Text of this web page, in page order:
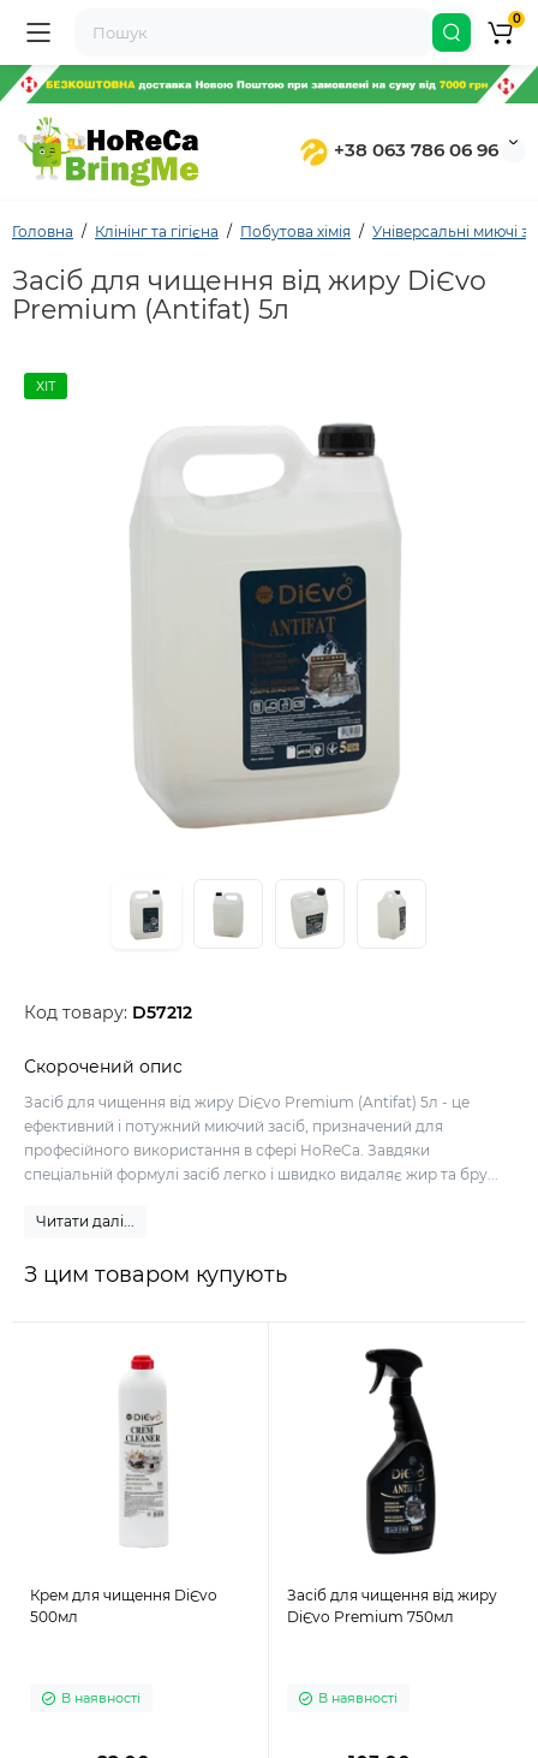
+38 063 786 06 96
0
Головна Клінінг та гігієна Побутова хімія Універсальні миючі
Засіб для чищення від жиру DiЄvo
Premium (Antifat) 5л
ХІТ
Код товару: D57212
Скорочений опис
Засіб для чищення від жиру DiЄvo Premium (Antifat) 5л - це
ефективний і потужний миючий засіб, призначений для
професійного використання в сфері HoReCa. Завдяки
спеціальній формулі засіб легко і швидко видаляє жир та бру...
Читати далі...
З цим товаром купують
Крем для чищення DiЄvo
500мл
В наявності
Засіб для чищення від жиру
DiЄvo Premium 750мл
В наявності